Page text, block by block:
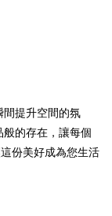
間提升空間的氛
的存在，讓每個
份美好成為您生活